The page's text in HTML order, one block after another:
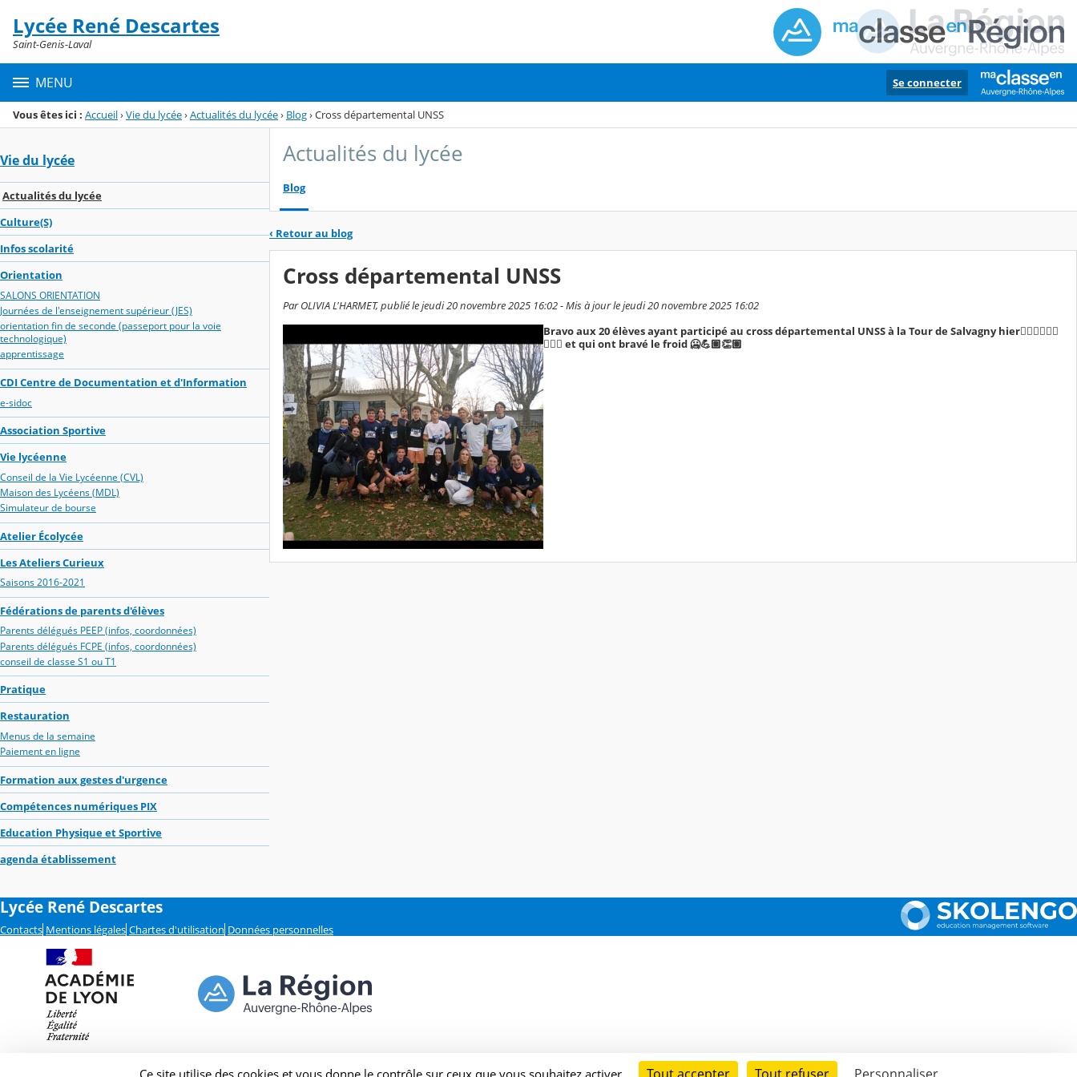
Menu de la rubrique
Contenu
Lycée René Descartes
Saint-Genis-Laval
MENU Se connecter
Vous êtes ici : Accueil›Vie du lycée›Actualités du lycée› Blog›Cross départemental UNSS
Vie du lycée
Actualités du lycée
Culture(S)
Infos scolarité
Orientation
SALONS ORIENTATION
Journées de l'enseignement supérieur (JES)
orientation fin de seconde (passeport pour la voie
technologique)
apprentissage
CDI Centre de Documentation et d'Information
e-sidoc
Association Sportive
Vie lycéenne
Conseil de la Vie Lycéenne (CVL)
Maison des Lycéens (MDL)
Simulateur de bourse
Atelier Écolycée
Les Ateliers Curieux
Saisons 2016-2021
Fédérations de parents d'élèves
Parents délégués PEEP (infos, coordonnées)
Parents délégués FCPE (infos, coordonnées)
conseil de classe S1 ou T1
Pratique
Restauration
Menus de la semaine
Paiement en ligne
Formation aux gestes d'urgence
Compétences numériques PIX
Education Physique et Sportive
agenda établissement
Actualités du lycée
Blog
‹ Retour au blog
Cross départemental UNSS
Par OLIVIA L'HARMET, publié le jeudi 20 novembre 2025 16:02 - Mis à jour le jeudi 20 novembre 2025 16:02
Bravo aux 20 élèves ayant participé au cross départemental UNSS à la Tour de Salvagny hier🏃🏽‍♂️🏃🏽‍♂️
🏃🏽‍♂️ et qui ont bravé le froid 🥶💪🏽👏🏽
Lycée René Descartes
Contacts Mentions légales Chartes d'utilisation Données personnelles
Ce site utilise des cookies et vous donne le contrôle sur ceux que vous souhaitez activer